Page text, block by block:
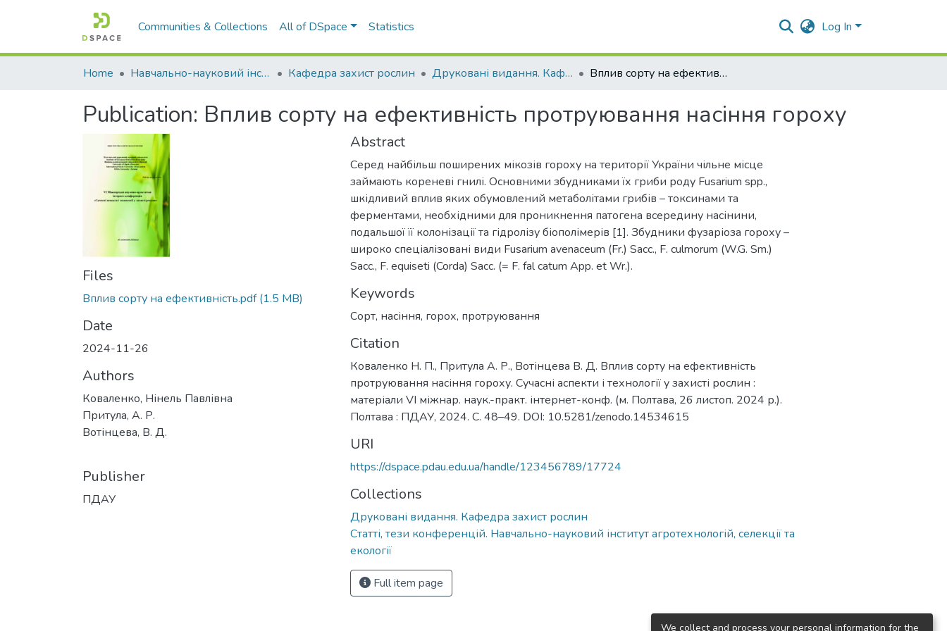
Communities & Collections All of DSpace Statistics Log In
Home Навчально-науковий інститут агротехнологій, селекції та екології Кафедра захист рослин Друковані видання. Кафедра захист рослин Вплив сорту на ефективність протруювання насіння гороху
Publication: Вплив сорту на ефективність протруювання насіння гороху
Files
Вплив сорту на ефективність.pdf(1.5 MB)
Date
2024-11-26
Authors
Коваленко, Нінель Павлівна
Притула, А. Р.
Вотінцева, В. Д.
Publisher
ПДАУ
Abstract
Серед найбільш поширених мікозів гороху на території України чільне місце
займають кореневі гнилі. Основними збудниками їх гриби роду Fusarium spp.,
шкідливий вплив яких обумовлений метаболітами грибів – токсинами та
ферментами, необхідними для проникнення патогена всередину насінини,
подальшої її колонізації та гідролізу біополімерів [1]. Збудники фузаріоза гороху –
широко спеціалізовані види Fusarium avenaceum (Fr.) Sacc., F. culmorum (W.G. Sm.)
Sacc., F. equiseti (Corda) Sacc. (= F. fal catum App. et Wr.).
Keywords
Сорт, насіння, горох, протруювання
Citation
Коваленко Н. П., Притула А. Р., Вотінцева В. Д. Вплив сорту на ефективність
протруювання насіння гороху. Сучасні аспекти і технології у захисті рослин :
матеріали VI міжнар. наук.-практ. інтернет-конф. (м. Полтава, 26 листоп. 2024 р.).
Полтава : ПДАУ, 2024. С. 48–49. DOI: 10.5281/zenodo.14534615
URI
https://dspace.pdau.edu.ua/handle/123456789/17724
Collections
Друковані видання. Кафедра захист рослин
Статті, тези конференцій. Навчально-науковий інститут агротехнологій, селекції та
екології
Full item page
We collect and process your personal information for the